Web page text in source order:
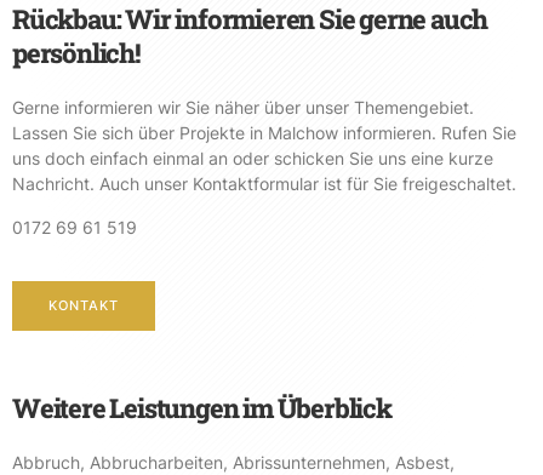
Rückbau: Wir informieren Sie gerne auch
persönlich!
Gerne informieren wir Sie näher über unser Themengebiet.
Lassen Sie sich über Projekte in Malchow informieren. Rufen Sie
uns doch einfach einmal an oder schicken Sie uns eine kurze
Nachricht. Auch unser Kontaktformular ist für Sie freigeschaltet.
0172 69 61 519
KONTAKT
Weitere Leistungen im Überblick
Abbruch, Abbrucharbeiten, Abrissunternehmen, Asbest,